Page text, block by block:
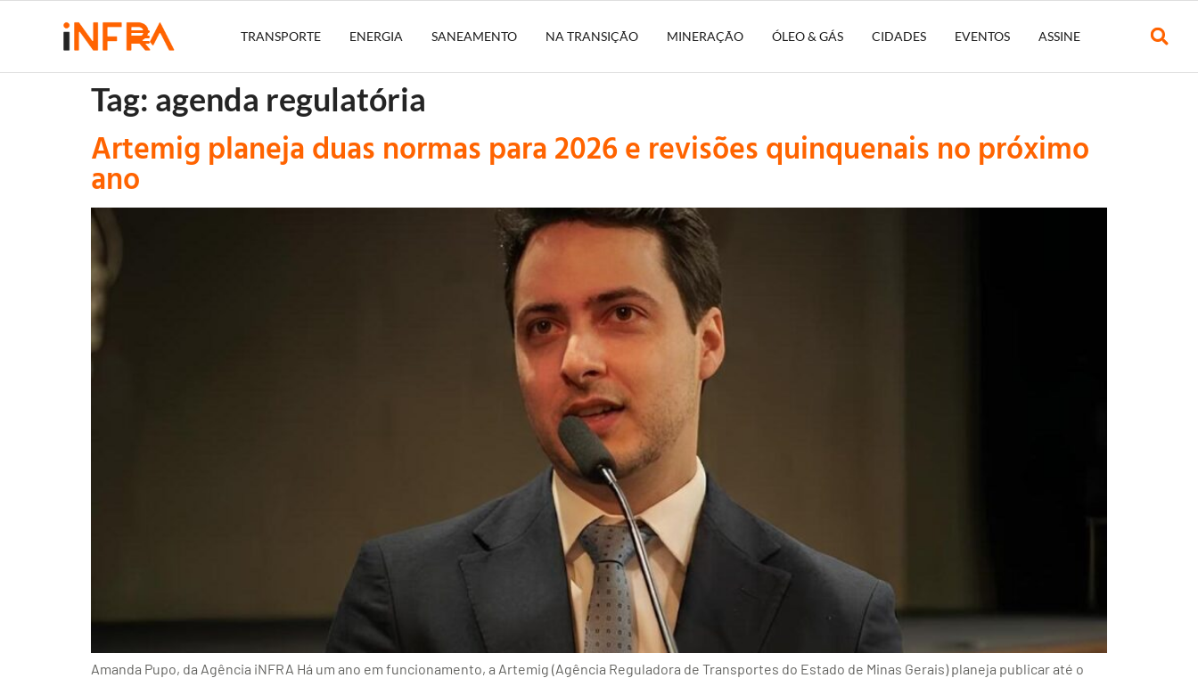
TRANSPORTE ENERGIA SANEAMENTO NA TRANSIÇÃO MINERAÇÃO ÓLEO & GÁS CIDADES EVENTOS ASSINE
Tag: agenda regulatória
Artemig planeja duas normas para 2026 e revisões quinquenais no próximo
ano
Amanda Pupo, da Agência iNFRA Há um ano em funcionamento, a Artemig (Agência Reguladora de Transportes do Estado de Minas Gerais) planeja publicar até o